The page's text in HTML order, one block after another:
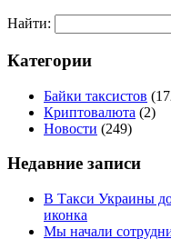
Найти:
Категории
Байки таксистов
Криптовалюта (2)
Новости (249)
Недавние записи
В Такси Украины
иконка
Мы начали